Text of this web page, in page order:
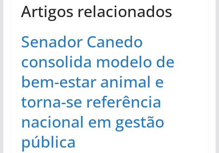
Artigos relacionados
Senador Canedo
consolida modelo de
bem-estar animal e
torna-se referência
nacional em gestão
pública